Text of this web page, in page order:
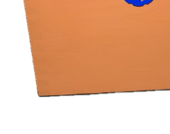
Doporučujeme